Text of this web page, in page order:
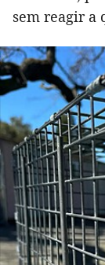
sem reagir a